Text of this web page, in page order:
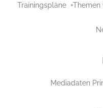
Trainingspläne Themen
Mediadaten